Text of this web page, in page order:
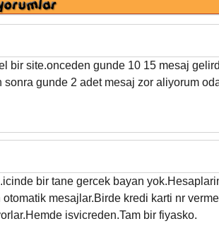
bir site.onceden gunde 10 15 mesaj
sonra gunde 2 adet mesaj zor aliyorum
bir tane gercek bayan
mesajlar.Birde kredi karti nr
isvicreden.Tam bir fiyasko.